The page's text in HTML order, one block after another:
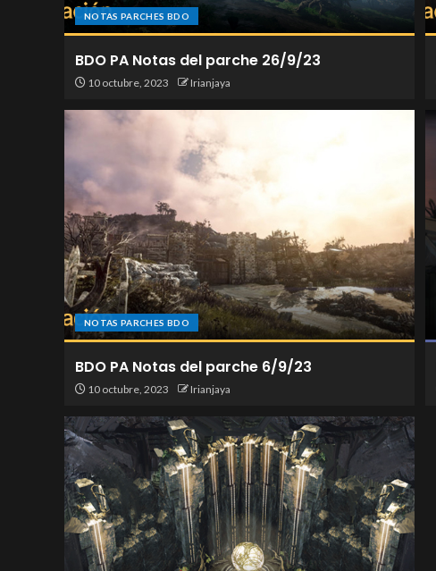
NOTAS PARCHES BDO
BDO PA Notas del parche 26/9/23
10 octubre, 2023 Irianjaya
NOTAS PARCHES BDO
BDO PA Notas del parche 6/9/23
10 octubre, 2023 Irianjaya